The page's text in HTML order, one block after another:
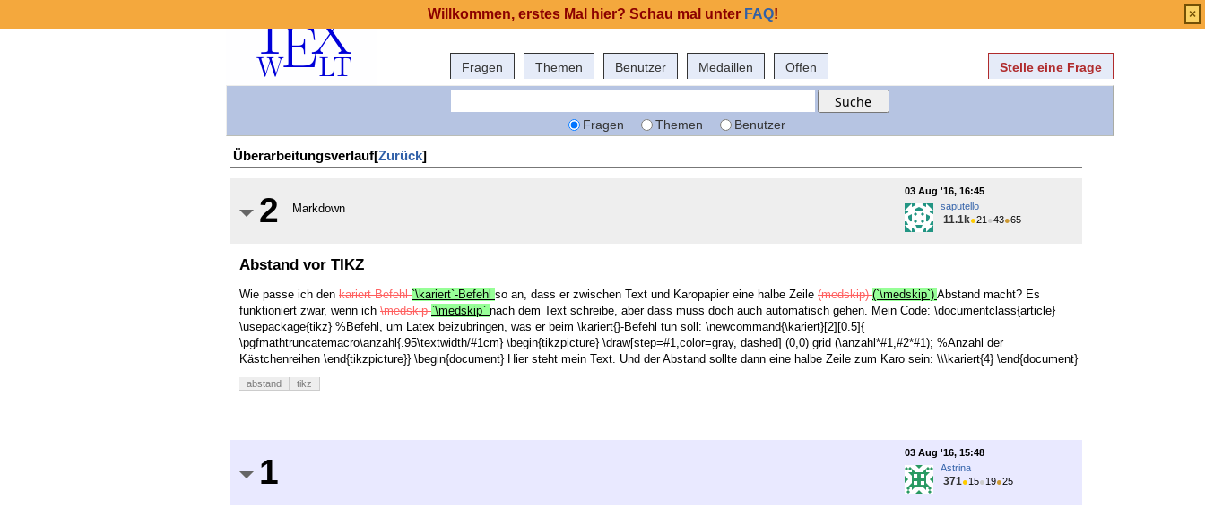
Fragen Themen Benutzer Medaillen Offen Stelle eine Frage
Fragen Themen Benutzer
Überarbeitungsverlauf[Zurück]
2 Markdown
03 Aug '16, 16:45
saputello
11.1k●21 ●43●65
Abstand vor TIKZ
Wie passe ich den kariert-Befehl`\kariert`-Befehl so an, dass er zwischen Text und Karopapier eine halbe Zeile (medskip)(`\medskip`) Abstand macht? Es
funktioniert zwar, wenn ich \medskip`\medskip` nach dem Text schreibe, aber dass muss doch auch automatisch gehen. Mein Code: \documentclass{article}
\usepackage{tikz} %Befehl, um Latex beizubringen, was er beim \kariert{}-Befehl tun soll: \newcommand{\kariert}[2][0.5]{
\pgfmathtruncatemacro\anzahl{.95\textwidth/#1cm} \begin{tikzpicture} \draw[step=#1,color=gray, dashed] (0,0) grid (\anzahl*#1,#2*#1); %Anzahl der
Kästchenreihen \end{tikzpicture}} \begin{document} Hier steht mein Text. Und der Abstand sollte dann eine halbe Zeile zum Karo sein: \\\kariert{4} \end{document}
abstand tikz
1
03 Aug '16, 15:48
Astrina
371●15●19●25
Willkommen, erstes Mal hier? Schau mal unter FAQ! ×